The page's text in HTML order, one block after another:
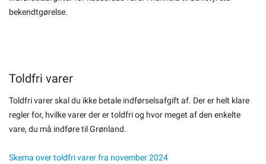
bekendtgørelse.
Toldfri varer
Toldfri varer skal du ikke betale indførselsafgift af. Der er helt klare
regler for, hvilke varer der er toldfri og hvor meget af den enkelte
vare, du må indføre til Grønland.
Skema over toldfri varer fra november 2024